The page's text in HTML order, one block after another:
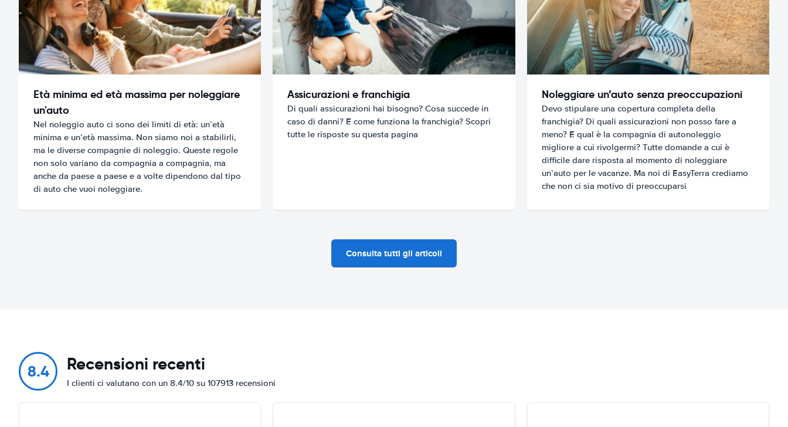
Età minima ed età massima per noleggiare
un'auto
Nel noleggio auto ci sono dei limiti di età: un’età
minima e un’età massima. Non siamo noi a stabilirli,
ma le diverse compagnie di noleggio. Queste regole
non solo variano da compagnia a compagnia, ma
anche da paese a paese e a volte dipendono dal tipo
di auto che vuoi noleggiare.
Assicurazioni e franchigia
Di quali assicurazioni hai bisogno? Cosa succede in
caso di danni? E come funziona la franchigia? Scopri
tutte le risposte su questa pagina
Noleggiare un’auto senza preoccupazioni
Devo stipulare una copertura completa della
franchigia? Di quali assicurazioni non posso fare a
meno? E qual è la compagnia di autonoleggio
migliore a cui rivolgermi? Tutte domande a cui è
difficile dare risposta al momento di noleggiare
un’auto per le vacanze. Ma noi di EasyTerra crediamo
che non ci sia motivo di preoccuparsi
Consulta tutti gli articoli
8.4 Recensioni recenti
I clienti ci valutano con un 8.4/10 su 107913 recensioni